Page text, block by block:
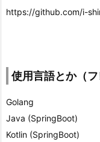
https://github.com/i-
使用言語とか（フ
Golang
Java (SpringBoot)
Kotlin (SpringBoot)